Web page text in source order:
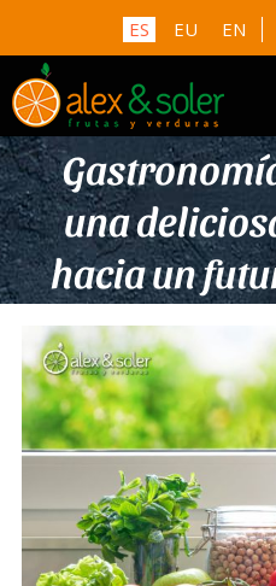
content
EU
ES EN
una
hacia un
View
Larger
Image